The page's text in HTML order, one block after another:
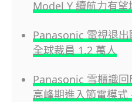
Model Y 續航力有望
Panasonic 電視退
全球裁員 1.2 萬人
Panasonic 雪櫃識
高峰期進入節電模